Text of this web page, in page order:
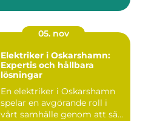
05. nov
Elektriker i Oskarshamn:
Expertis och hållbara
lösningar
En elektriker i Oskarshamn
spelar en avgörande roll i
vårt samhälle genom att sä...